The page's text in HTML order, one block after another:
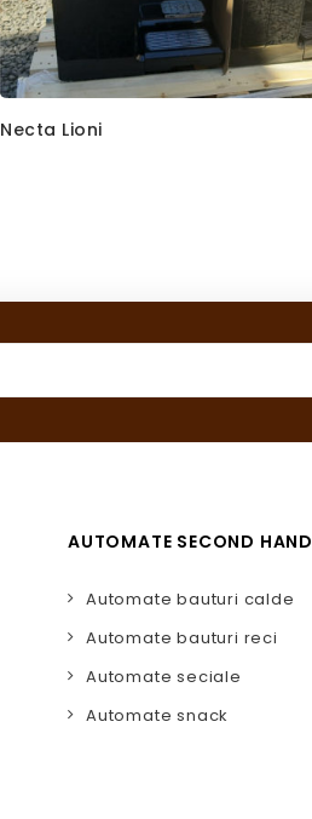
Necta Lioni
AUTOMATE SECOND HAND
Automate bauturi calde
Automate bauturi reci
Automate seciale
Automate snack